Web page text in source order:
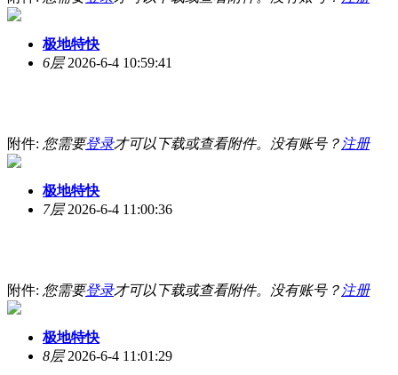
极地特快
6层2026-6-4 10:59:41
附件: 您需要登录才可以下载或查看附件。没有账号？ 注册
极地特快
7层2026-6-4 11:00:36
附件: 您需要登录才可以下载或查看附件。没有账号？ 注册
极地特快
8层2026-6-4 11:01:29